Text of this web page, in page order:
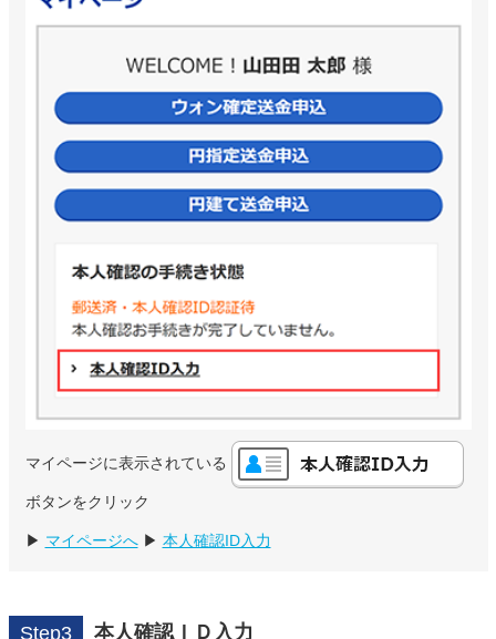
マイページに表示されている
ボタンをクリック
▶ マイページへ▶ 本人確認ID入力
Step3 本人確認ＩＤ入力